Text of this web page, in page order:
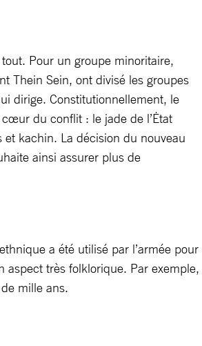
Pour un groupe minoritaire,
Thein Sein, ont divisé les groupes
dirige. Constitutionnellement, le
du conflit : le jade de l’Ėtat
kachin. La décision du nouveau
ainsi assurer plus de
a été utilisé par l’armée pour
aspect très folklorique. Par exemple,
mille ans.